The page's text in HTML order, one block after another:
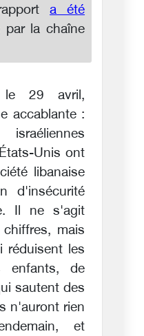
a été
par la chaîne
le 29 avril,
accablante :
Unis ont
libanaise
d'insécurité
Il ne s'agit
mais
réduisent les
enfants, de
sautent des
n'auront rien
et